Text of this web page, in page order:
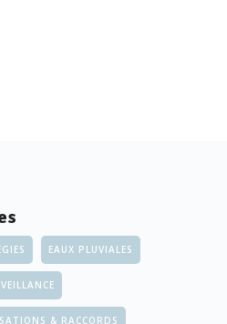
EAUX PLUVIALES
& RACCORDS